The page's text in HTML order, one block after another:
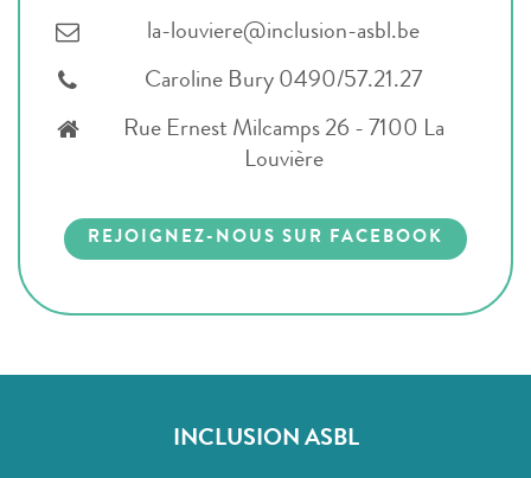
la-louviere@inclusion-asbl.be
Caroline Bury 0490/57.21.27
Rue Ernest Milcamps 26 - 7100 La
Louvière
REJOIGNEZ-NOUS SUR FACEBOOK
INCLUSION ASBL